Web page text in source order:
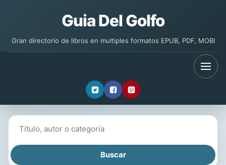
Guia Del Golfo
Gran directorio de libros en multiples formatos EPUB, PDF, MOBI